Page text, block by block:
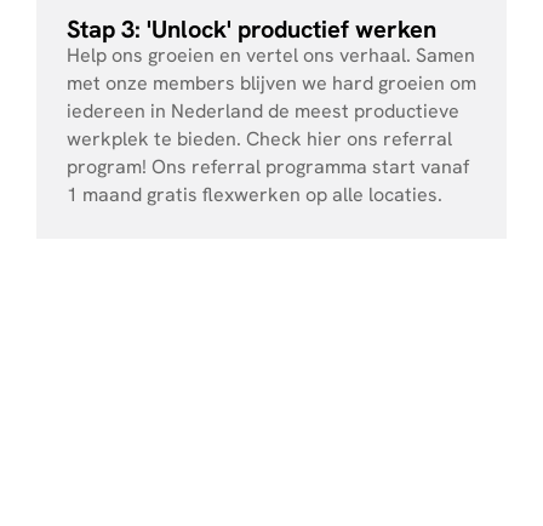
Stap 3: 'Unlock' productief werken
Help ons groeien en vertel ons verhaal. Samen
met onze members blijven we hard groeien om
iedereen in Nederland de meest productieve
werkplek te bieden. Check hier ons referral
program! Ons referral programma start vanaf
1 maand gratis flexwerken op alle locaties.